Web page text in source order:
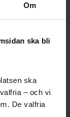
Om
ska bli
ska
– och vi
De valfria
underlättar